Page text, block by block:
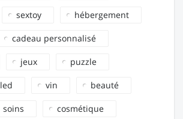
sextoy hébergement
cadeau personnalisé
jeux puzzle
led vin beauté
soins cosmétique